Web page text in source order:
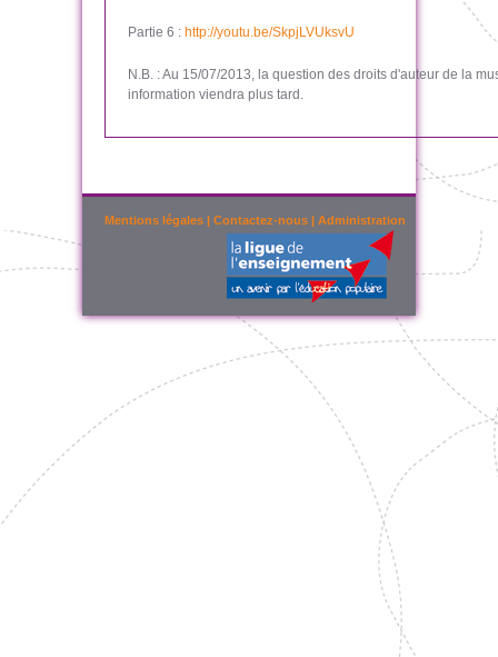
Partie 6 : http://youtu.be/SkpjLVUksvU
N.B. : Au 15/07/2013, la question des droits d'auteur de la
information viendra plus tard.
Mentions légales | Contactez-nous | Administration